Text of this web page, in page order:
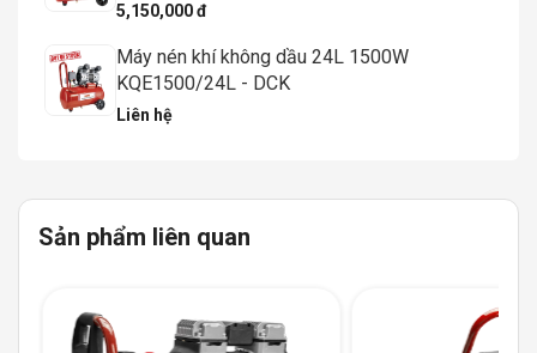
5,150,000 đ
Máy nén khí không dầu 24L 1500W
KQE1500/24L - DCK
Liên hệ
Sản phẩm liên quan